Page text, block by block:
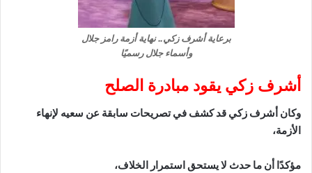
برعاية أشرف زكي.. نهاية أزمة رامز جلال
وأسماء جلال رسميًا
أشرف زكي يقود مبادرة الصلح
وكان أشرف زكي قد كشف في تصريحات سابقة عن سعيه لإنهاء
الأزمة،
مؤكدًا أن ما حدث لا يستحق استمرار الخلاف،